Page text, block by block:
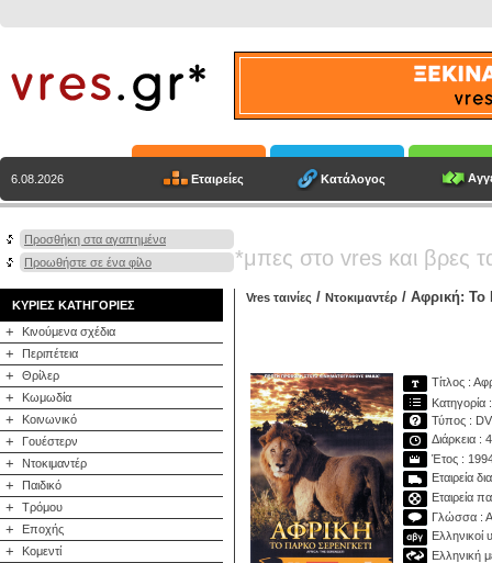
6.08.2026 Εταιρείες Κατάλογος
Προσθήκη στα αγαπημένα
Προωθήστε σε ένα φίλο
*μπες στο vres και βρες
ΚΥΡΙΕΣ ΚΑΤΗΓΟΡΙΕΣ
+ Κινούμενα σχέδια
+ Περιπέτεια
+ Θρίλερ
+ Κωμωδία
+ Κοινωνικό
+ Γουέστερν
+ Ντοκιμαντέρ
+ Παιδικό
+ Τρόμου
+ Εποχής
+ Κομεντί
Vres ταινίες / Ντοκιμαντέρ / Αφρική: Το
Τίτλος :
Κατηγορία
Τύπος :
Διάρκεια :
Έτος :
Εταιρεία
Εταιρεία
Γλώσσα :
Ελληνικοί
Ελληνική